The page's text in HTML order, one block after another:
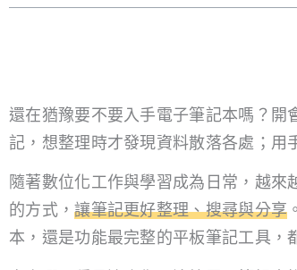
還在猶豫要不要入手電子筆記本嗎？
記，想整理時才發現資料散落各處；用
隨著數位化工作與學習成為日常，越
的方式，讓筆記更好整理、搜尋與分享
本，還是功能最完整的平板筆記工具，